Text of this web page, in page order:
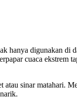
hanya digunakan di
cuaca ekstrem
sinar matahari.